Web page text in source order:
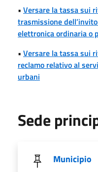
• Versare la tassa sui
trasmissione
elettronica ordinaria o
• Versare la tassa sui
reclamo relativo al
urbani
Sede
Municipio